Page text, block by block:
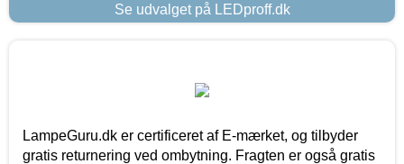
Se udvalget på LEDproff.dk
LampeGuru.dk er certificeret af E-mærket, og tilbyder
gratis returnering ved ombytning. Fragten er også gratis